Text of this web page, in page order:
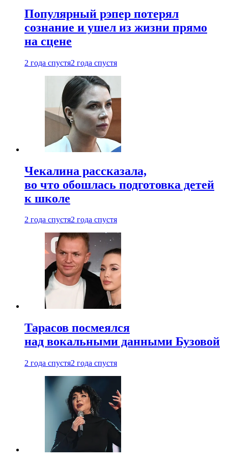
Популярный рэпер потерял
сознание и ушел из жизни прямо
на сцене
2 года спустя2 года спустя
Чекалина рассказала,
во что обошлась подготовка детей
к школе
2 года спустя2 года спустя
Тарасов посмеялся
над вокальными данными Бузовой
2 года спустя2 года спустя